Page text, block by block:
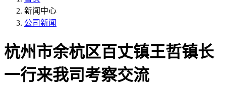
新闻中心
公司新闻
杭州市余杭区百丈镇王哲镇长
一行来我司考察交流